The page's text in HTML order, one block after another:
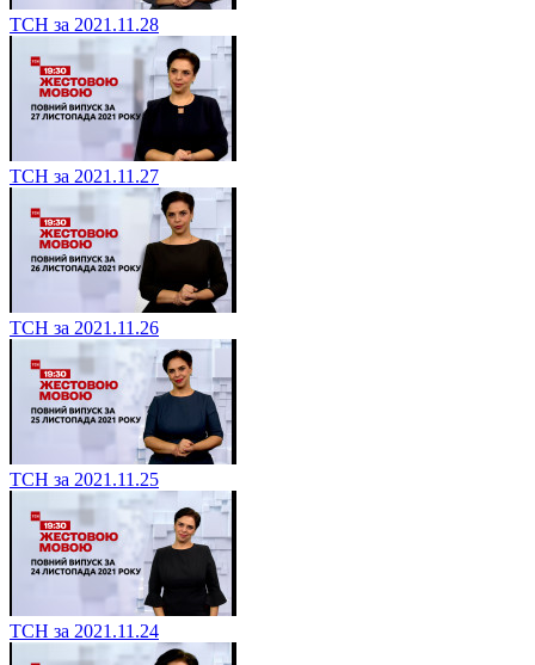
ТСН за 2021.11.28
ТСН за 2021.11.27
ТСН за 2021.11.26
ТСН за 2021.11.25
ТСН за 2021.11.24